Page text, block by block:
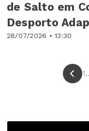
28/07/2026 • 13:30
de Salto em
Desporto
1